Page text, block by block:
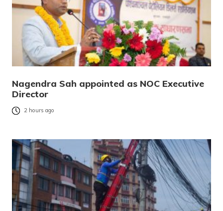
Nagendra Sah appointed as NOC Executive
Director
2 hours ago